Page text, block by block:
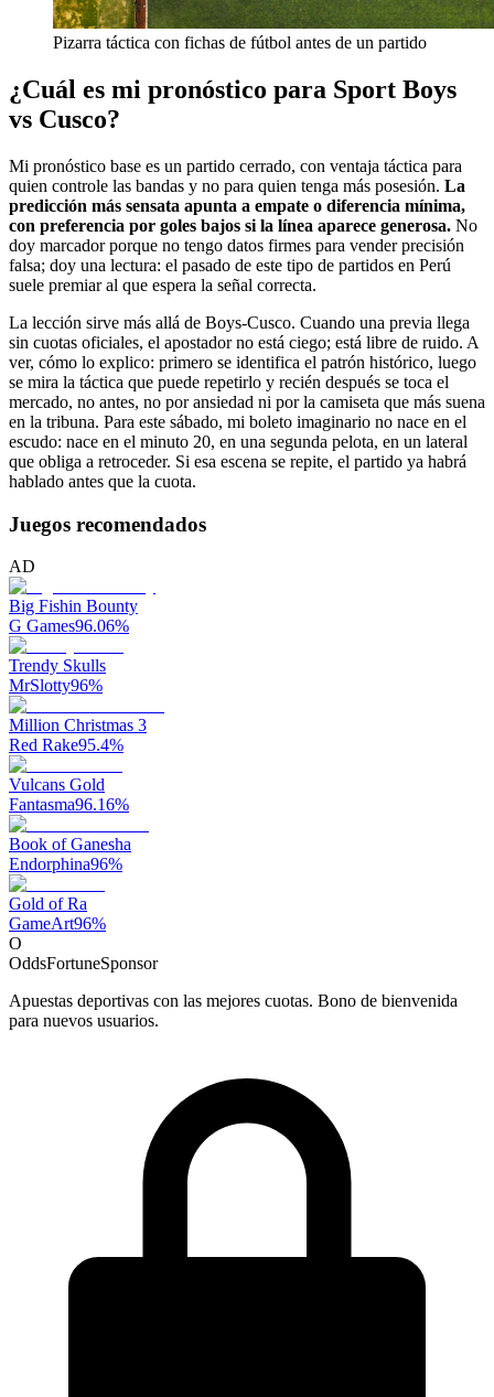
Pizarra táctica con fichas de fútbol antes de un partido
¿Cuál es mi pronóstico para Sport Boys
vs Cusco?
Mi pronóstico base es un partido cerrado, con ventaja táctica para
quien controle las bandas y no para quien tenga más posesión. La
predicción más sensata apunta a empate o diferencia mínima,
con preferencia por goles bajos si la línea aparece generosa. No
doy marcador porque no tengo datos firmes para vender precisión
falsa; doy una lectura: el pasado de este tipo de partidos en Perú
suele premiar al que espera la señal correcta.
La lección sirve más allá de Boys-Cusco. Cuando una previa llega
sin cuotas oficiales, el apostador no está ciego; está libre de ruido. A
ver, cómo lo explico: primero se identifica el patrón histórico, luego
se mira la táctica que puede repetirlo y recién después se toca el
mercado, no antes, no por ansiedad ni por la camiseta que más suena
en la tribuna. Para este sábado, mi boleto imaginario no nace en el
escudo: nace en el minuto 20, en una segunda pelota, en un lateral
que obliga a retroceder. Si esa escena se repite, el partido ya habrá
hablado antes que la cuota.
Juegos recomendados
AD
Big Fishin Bounty
G Games96.06%
Trendy Skulls
MrSlotty96%
Million Christmas 3
Red Rake95.4%
Vulcans Gold
Fantasma96.16%
Book of Ganesha
Endorphina96%
Gold of Ra
GameArt96%
O
OddsFortuneSponsor
Apuestas deportivas con las mejores cuotas. Bono de bienvenida
para nuevos usuarios.